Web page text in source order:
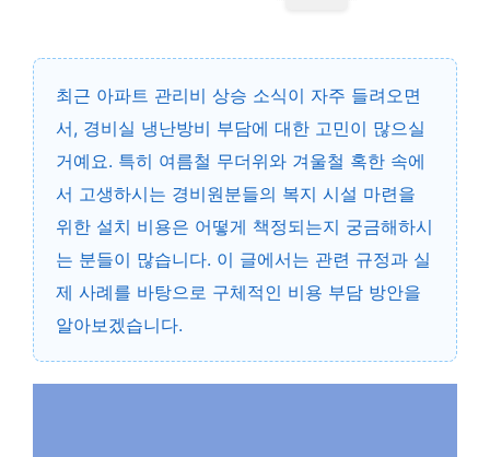
최근 아파트 관리비 상승 소식이 자주 들려오면
서, 경비실 냉난방비 부담에 대한 고민이 많으실
거예요. 특히 여름철 무더위와 겨울철 혹한 속에
서 고생하시는 경비원분들의 복지 시설 마련을
위한 설치 비용은 어떻게 책정되는지 궁금해하시
는 분들이 많습니다. 이 글에서는 관련 규정과 실
제 사례를 바탕으로 구체적인 비용 부담 방안을
알아보겠습니다.